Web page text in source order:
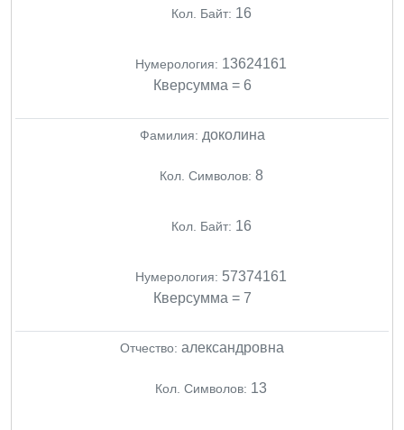
Кол. Байт: 16
Нумерология: 13624161
Кверсумма = 6
Фамилия: доколина
Кол. Символов: 8
Кол. Байт: 16
Нумерология: 57374161
Кверсумма = 7
Отчество: александровна
Кол. Символов: 13